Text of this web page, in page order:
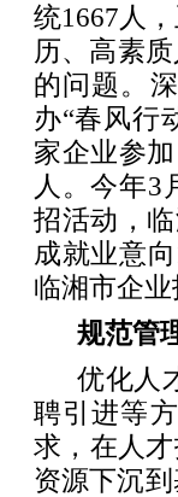
统1667人
历、高素
的问题。
办“春风行
家企业参
人。今年3
招活动，
成就业意
临湘市企业
规范管
优化人
聘引进等
求，在人
资源下沉